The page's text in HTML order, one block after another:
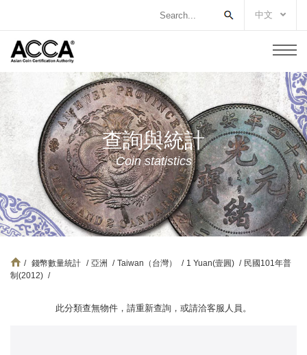
中文
查詢與統計
Coin statistics
/ 錢幣數量統計 / 亞洲 / Taiwan（台灣） / 1 Yuan(壹圓) / 民國101年普
制(2012) /
此分類查無物件，請重新查詢，或請洽客服人員。